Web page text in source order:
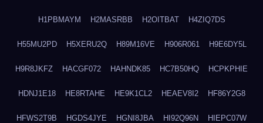
H1PBMAYM H2MASRBB H2OITBAT H4ZIQ7DS
H55MU2PD H5XERU2Q H89M16VE H906R061 H9E6DY5L
H9R8JKFZ HACGF072 HAHNDK85 HC7B50HQ HCPKPHIE
HDNJ1E18 HE8RTAHE HE9K1CL2 HEAEV8I2 HF86Y2G8
HFWS2T9B HGDS4JYE HGNI8JBA HI92Q96N HIEPC07W